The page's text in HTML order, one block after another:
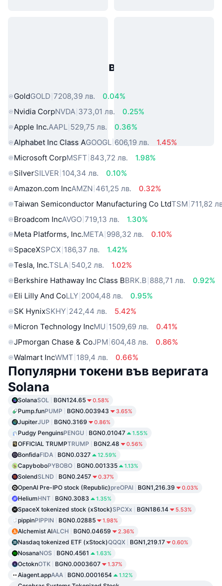
Популярни активи от реалния
GoldGOLD 7208,39 лв.
0.04%
Nvidia CorpNVDA 373,01 лв.
0.25%
Apple Inc.AAPL 529,75 лв.
0.36%
Alphabet Inc Class AGOOGL 606,19 лв.
1.45%
Microsoft CorpMSFT 843,72 лв.
1.98%
SilverSILVER 104,34 лв.
0.10%
Amazon.com IncAMZN 461,25 лв.
0.32%
Taiwan Semiconductor Manufacturing Co LtdTSM 711,82
Broadcom IncAVGO 719,13 лв.
1.30%
Meta Platforms, Inc.META 998,32 лв.
0.10%
SpaceXSPCX 186,37 лв.
1.42%
Tesla, Inc.TSLA 540,2 лв.
1.02%
Berkshire Hathaway Inc Class BBRK.B 888,71 лв.
0.92%
Eli Lilly And CoLLY 2004,48 лв.
0.95%
SK HynixSKHY 242,44 лв.
5.42%
Micron Technology IncMU 1509,69 лв.
0.41%
JPmorgan Chase & CoJPM 604,48 лв.
0.86%
Walmart IncWMT 189,4 лв. 0.66%
Популярни токени във веригата
Solana
SolanaSOL BGN124.65 0.58%
Pump.funPUMP BGN0.003943 3.65%
JupiterJUP BGN0.3169 0.86%
Pudgy PenguinsPENGU BGN0.01047 1.55%
OFFICIAL TRUMPTRUMP BGN2.48 0.56%
BonfidaFIDA BGN0.0327 12.59%
CapyboboPYBOBO BGN0.001335 1.13%
SolendSLND BGN0.2457 0.37%
OpenAI Pre-IPO stock (Republic)preOPAI BGN1,216.39 0.03%
HeliumHNT BGN0.3083 1.35%
SpaceX tokenized stock (xStock)SPCXx BGN186.14 5.53%
pippinPIPPIN BGN0.02885 1.98%
Alchemist AIALCH BGN0.04659 2.36%
Nasdaq tokenized ETF (xStock)QQQX BGN1,219.17 0.60%
NosanaNOS BGN0.4561 1.63%
OctoknOTK BGN0.0003607 1.37%
Aiagent.appAAA BGN0.0001654 1.12%